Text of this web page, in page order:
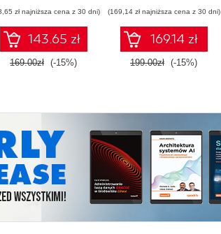
zł najniższa cena z 30 dni)
143.65 zł
169.00zł (-15%)
(169,14 zł najniższa cena z 30 dni)
169.14 zł
199.00zł (-15%)